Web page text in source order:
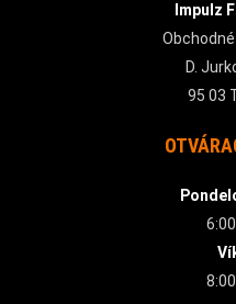
Impulz
D.
95 03